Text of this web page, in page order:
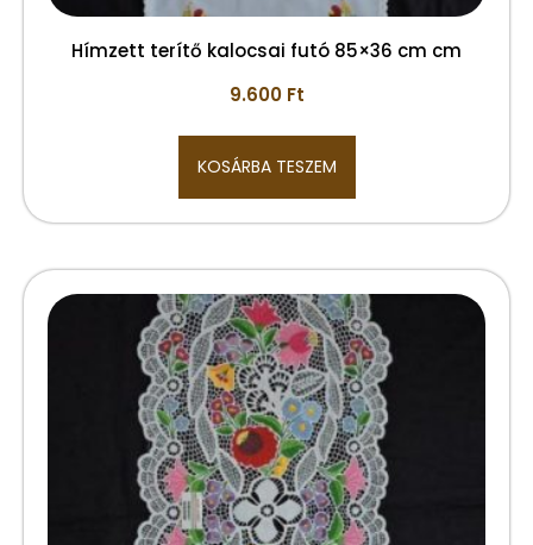
Hímzett terítő kalocsai futó 85×36 cm cm
9.600 Ft
KOSÁRBA TESZEM